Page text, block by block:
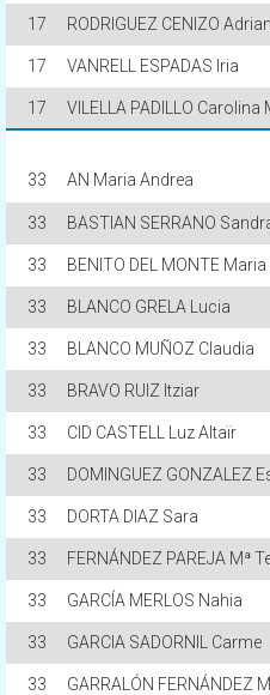
17 RODRIGUEZ CENIZO
17 VANRELL ESPADAS Iria
17 VILELLA PADILLO Carolina
33 AN Maria Andrea
33 BASTIAN SERRANO
33 BENITO DEL MONTE
33 BLANCO GRELA Lucia
33 BLANCO MUÑOZ Claudia
33 BRAVO RUIZ Itziar
33 CID CASTELL Luz Altaïr
33 DOMINGUEZ GONZALEZ
33 DORTA DIAZ Sara
33 FERNÁNDEZ PAREJA Mª
33 GARCÍA MERLOS Nahia
33 GARCIA SADORNIL Carme
33 GARRALÓN FERNÁNDEZ